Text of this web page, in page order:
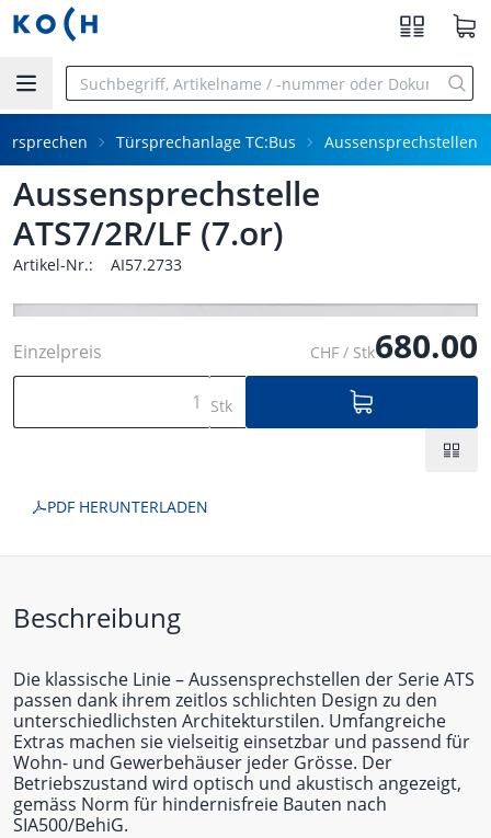
Zum Hauptinhalt springen
Türsprechanlage TC:Bus Aussensprechstellen
Aussensprechstelle
ATS7/2R/LF (7.or)
Artikel-Nr.: AI57.2733
Einzelpreis CHF / Stk680.00
Stk
PDF HERUNTERLADEN
Beschreibung
Die klassische Linie – Aussensprechstellen der Serie ATS
passen dank ihrem zeitlos schlichten Design zu den
unterschiedlichsten Architekturstilen. Umfangreiche
Extras machen sie vielseitig einsetzbar und passend für
Wohn- und Gewerbehäuser jeder Grösse. Der
Betriebszustand wird optisch und akustisch angezeigt,
gemäss Norm für hindernisfreie Bauten nach
SIA500/BehiG.